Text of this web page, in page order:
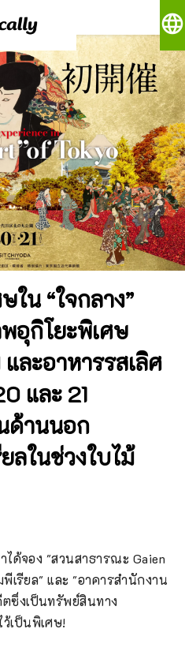
language
น “ใจกลาง”
อุกิโยะพิเศษ
ละอาหารรสเลิศ
และ 21
ด้านนอก
ลในช่วงใบไม้
ได้จอง "สวนสาธารณะ Gaien
เรียล" และ "อาคารสำนักงาน
ซึ่งเป็นทรัพย์สินทาง
เป็นพิเศษ!